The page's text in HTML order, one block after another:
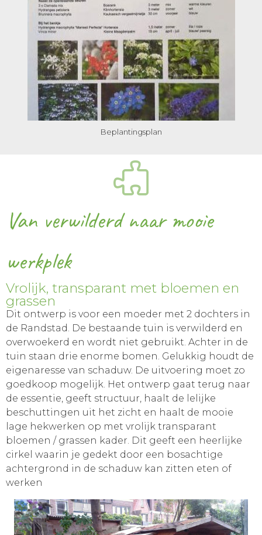
Beplantingsplan
Van verwilderd naar mooie
werkplek
Vrolijk, transparant met bloemen en
grassen
Dit ontwerp is voor een moeder met 2 dochters in
de Randstad. De bestaande tuin is verwilderd en
overwoekerd en wordt niet gebruikt. Achter in de
tuin staan drie enorme bomen. Gelukkig houdt de
eigenaresse van schaduw. De uitvoering moet zo
goedkoop mogelijk. Het ontwerp gaat terug naar
de essentie, geeft structuur, haalt de lelijke
beschuttingen uit het zicht en haalt de mooie
lage hekwerken op met vrolijk transparant
bloemen / grassen kader. Dit geeft een heerlijke
cirkel waarin je gedekt door een bosachtige
achtergrond in de schaduw kan zitten eten of
werken